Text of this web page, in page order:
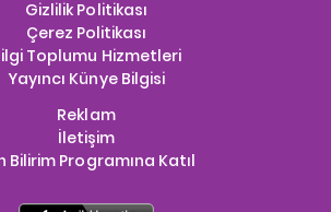
Gizlilik Politikası
Çerez Politikası
Toplumu Hizmetleri
Yayıncı Künye Bilgisi
Reklam
İletişim
Bilirim Programına Katıl